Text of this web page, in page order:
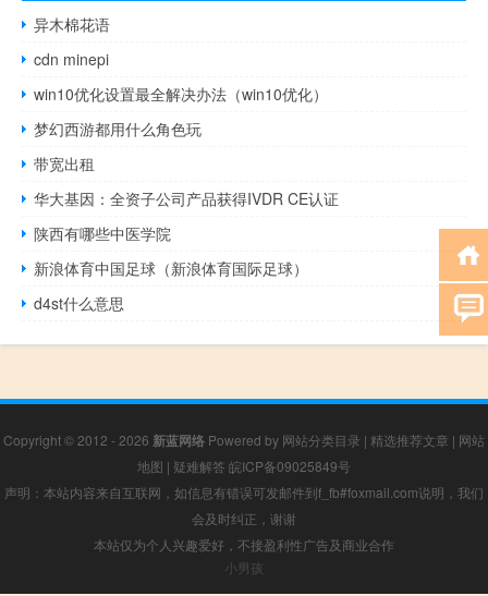
异木棉花语
cdn minepi
win10优化设置最全解决办法（win10优化）
梦幻西游都用什么角色玩
带宽出租
华大基因：全资子公司产品获得IVDR CE认证
陕西有哪些中医学院
新浪体育中国足球（新浪体育国际足球）
d4st什么意思
Copyright © 2012 - 2026 新蓝网络 Powered by 网站分类目录 | 精选推荐文章 | 网站
地图 | 疑难解答 皖ICP备09025849号
声明：本站内容来自互联网，如信息有错误可发邮件到f_fb#foxmail.com说明，我们
会及时纠正，谢谢
本站仅为个人兴趣爱好，不接盈利性广告及商业合作
小男孩